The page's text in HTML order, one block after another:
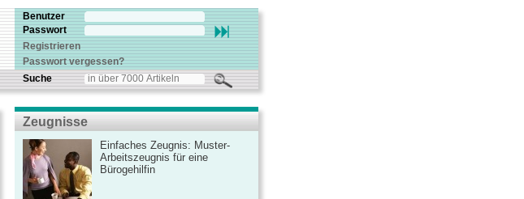
Benutzer
Passwort
Registrieren
Passwort vergessen?
Suche
Zeugnisse
Einfaches Zeugnis: Muster-
Arbeitszeugnis für eine
Bürogehilfin